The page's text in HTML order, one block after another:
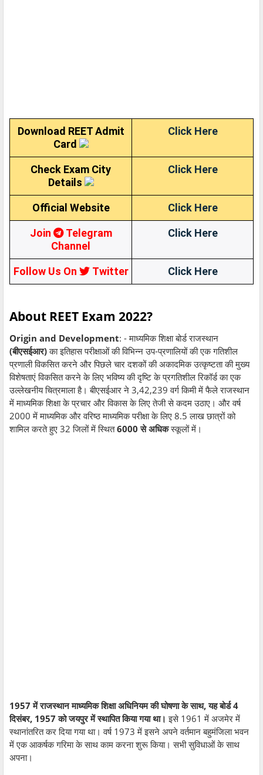
Download REET Admit
Card
Click Here
Check Exam City
Details
Click Here
Official Website Click Here
Join
Telegram
Channel
Click Here
Follow Us On Twitter Click Here
About REET Exam 2022?
Origin and Development: - माध्यमिक शिक्षा बोर्ड राजस्थान
(बीएसईआर)का इतिहास परीक्षाओं की विभिन्न उप-प्रणालियों की एक गतिशील
प्रणाली विकसित करने और पिछले चार दशकों की अकादमिक उत्कृष्टता की मुख्य
विशेषताएं विकसित करने के लिए भविष्य की दृष्टि के प्रगतिशील रिकॉर्ड का एक
उल्लेखनीय चित्रमाला है। बीएसईआर ने 3,42,239 वर्ग किमी में फैले राजस्थान
में माध्यमिक शिक्षा के प्रचार और विकास के लिए तेजी से कदम उठाए। और वर्ष
2000 में माध्यमिक और वरिष्ठ माध्यमिक परीक्षा के लिए 8.5 लाख छात्रों को
शामिल करते हुए 32 जिलों में स्थित6000 से अधिकस्कूलों में।
1957 में राजस्थान माध्यमिक शिक्षा अधिनियम की घोषणा के साथ, यह बोर्ड 4
दिसंबर, 1957 को जयपुर में स्थापित किया गया था। इसे 1961 में अजमेर में
स्थानांतरित कर दिया गया था। वर्ष 1973 में इसने अपने वर्तमान बहुमंजिला भवन
में एक आकर्षक गरिमा के साथ काम करना शुरू किया। सभी सुविधाओं के साथ
अपना।